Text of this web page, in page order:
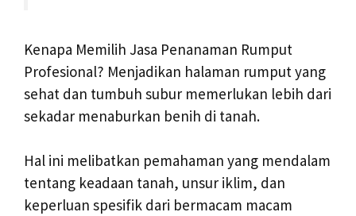
Kenapa Memilih Jasa Penanaman Rumput
Profesional? Menjadikan halaman rumput yang
sehat dan tumbuh subur memerlukan lebih dari
sekadar menaburkan benih di tanah.
Hal ini melibatkan pemahaman yang mendalam
tentang keadaan tanah, unsur iklim, dan
keperluan spesifik dari bermacam macam